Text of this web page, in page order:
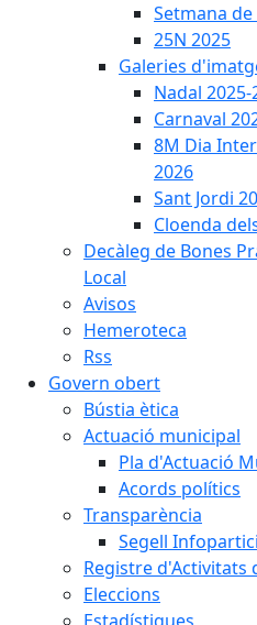
Setmana
25N 2025
Galeries
Nadal 2025-
Carnaval
8M Dia
2026
Sant Jordi
Cloenda
Decàleg de Bones
Local
Avisos
Hemeroteca
Rss
Govern obert
Bústia ètica
Actuació municipal
Pla d'Actuació
Acords polítics
Transparència
Segell
Registre d'Activitats
Eleccions